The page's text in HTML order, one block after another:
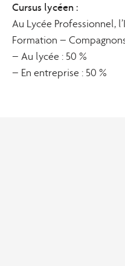
Cursus lycéen :
Au Lycée Professionnel,
Formation –
– Au lycée : 50 %
– En entreprise : 50 %